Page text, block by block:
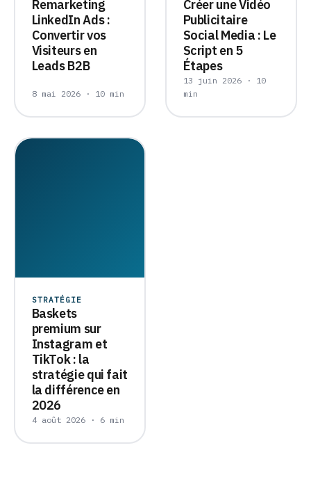
Remarketing
LinkedIn Ads :
Convertir vos
Visiteurs en
Leads B2B
8 mai 2026 · 10 min
Créer une Vidéo
Publicitaire
Social Media : Le
Script en 5
Étapes
13 juin 2026 · 10
min
STRATÉGIE
Baskets
premium sur
Instagram et
TikTok : la
stratégie qui fait
la différence en
2026
4 août 2026 · 6 min